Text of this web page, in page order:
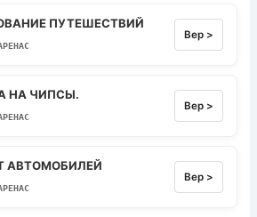
ПУТЕШЕСТВИЙ
Вер >
НА ЧИПСЫ.
Вер >
АВТОМОБИЛЕЙ
Вер >